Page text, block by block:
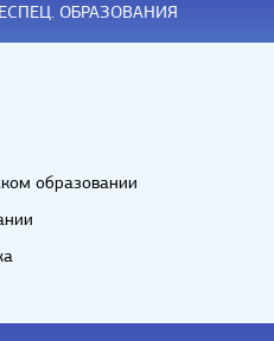
ОБРАЗОВАНИЯ
образовании